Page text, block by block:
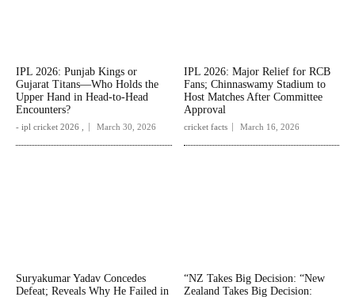
IPL 2026: Punjab Kings or
Gujarat Titans—Who Holds the
Upper Hand in Head-to-Head
Encounters?
- ipl cricket 2026 , March 30, 2026
IPL 2026: Major Relief for RCB
Fans; Chinnaswamy Stadium to
Host Matches After Committee
Approval
cricket facts March 16, 2026
Suryakumar Yadav Concedes
Defeat; Reveals Why He Failed in
“NZ Takes Big Decision: “New
Zealand Takes Big Decision: